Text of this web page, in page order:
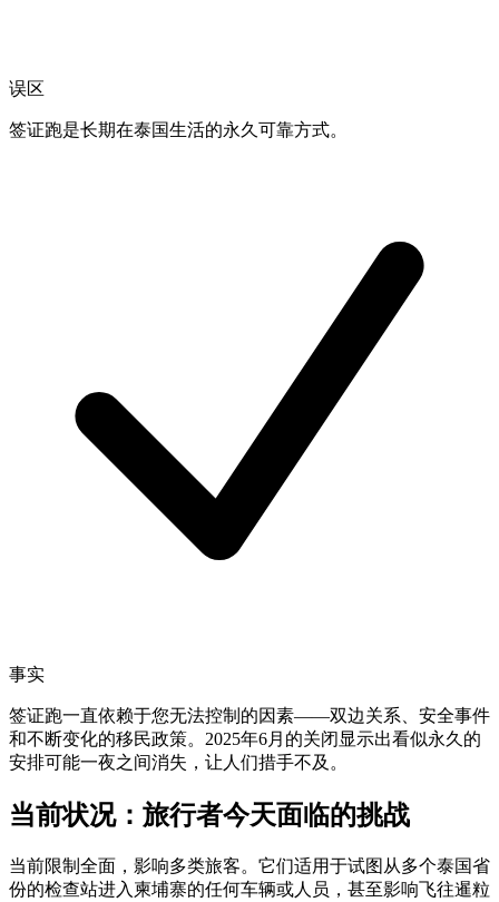
误区
签证跑是长期在泰国生活的永久可靠方式。
事实
签证跑一直依赖于您无法控制的因素——双边关系、安全事件
和不断变化的移民政策。2025年6月的关闭显示出看似永久的
安排可能一夜之间消失，让人们措手不及。
当前状况：旅行者今天面临的挑战
当前限制全面，影响多类旅客。它们适用于试图从多个泰国省
份的检查站进入柬埔寨的任何车辆或人员，甚至影响飞往暹粒